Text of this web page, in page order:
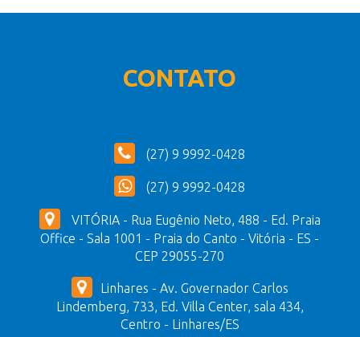
CONTATO
(27) 9 9992-0428
(27) 9 9992-0428
VITÓRIA - Rua Eugênio Neto, 488 - Ed. Praia
Office - Sala 1001 - Praia do Canto - Vitória - ES -
CEP 29055-270
Linhares - Av. Governador Carlos
Lindemberg, 733, Ed. Villa Center, sala 434,
Centro - Linhares/ES